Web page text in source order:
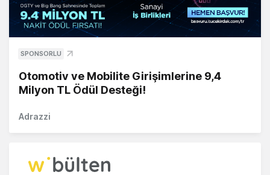
SPONSORLU
Otomotiv ve Mobilite Girişimlerine 9,4
Milyon TL Ödül Desteği!
Adrazzi